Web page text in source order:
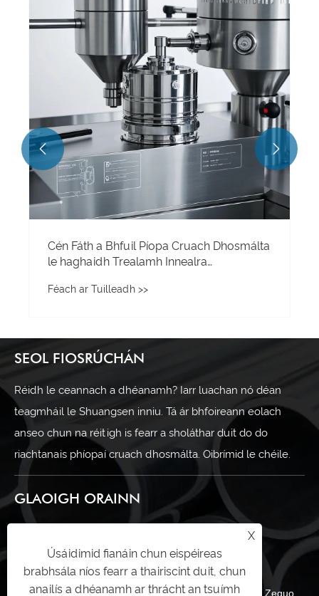
Cén Fáth a Bhfuil Píopa Cruach Dhosmálta
le haghaidh Trealamh Innealra
Chórais Déantúsaíochta Drugaí Nua-
Féach ar Tuilleadh >>
 
SEOL FIOSRÚCHÁN
Réidh le ceannach a dhéanamh? Iarr luachan nó déan
teagmháil le Shuangsen inniu. Tá ár bhfoireann eolach
anseo chun na réitigh is fearr a sholáthar duit do do
riachtanais phíopaí cruach dhosmálta. Oibrímid le chéile.
GLAOIGH ORAINN
Uimh.66, Ceantar, Crios Tionscail Daitoucai, Baile Zeguo,
X
Úsáidimid fianáin chun eispéireas
brabhsála níos fearr a thairiscint duit, chun
anailís a dhéanamh ar thrácht an tsuímh